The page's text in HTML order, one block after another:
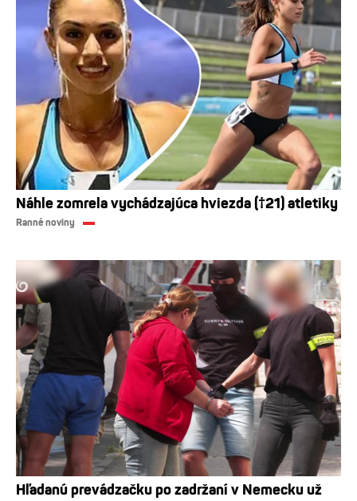
Náhle zomrela vychádzajúca hviezda (†21) atletiky
Ranné noviny
Hľadanú prevádzačku po zadržaní v Nemecku už